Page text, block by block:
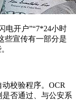
电开户”“7*24小时
些宣传有一部分是
校验程序。OCR
否通过、与公安系